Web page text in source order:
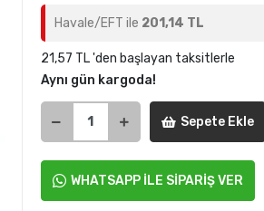
Havale/EFT ile 201,14 TL
21,57 TL 'den başlayan taksitlerle
Aynı gün kargoda!
Sepete Ekle
WHATSAPP İLE SİPARİŞ VER